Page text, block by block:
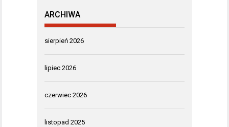
ARCHIWA
sierpień 2026
lipiec 2026
czerwiec 2026
listopad 2025